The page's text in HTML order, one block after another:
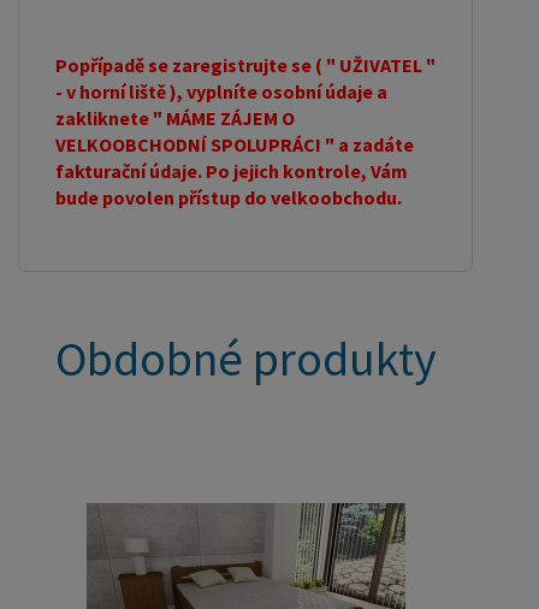
Popřípadě se zaregistrujte se ( " UŽIVATEL "
- v horní liště ), vyplníte osobní údaje a
zakliknete " MÁME ZÁJEM O
VELKOOBCHODNÍ SPOLUPRÁCI " a zadáte
fakturační údaje. Po jejich kontrole, Vám
bude povolen přístup do velkoobchodu.
Obdobné produkty